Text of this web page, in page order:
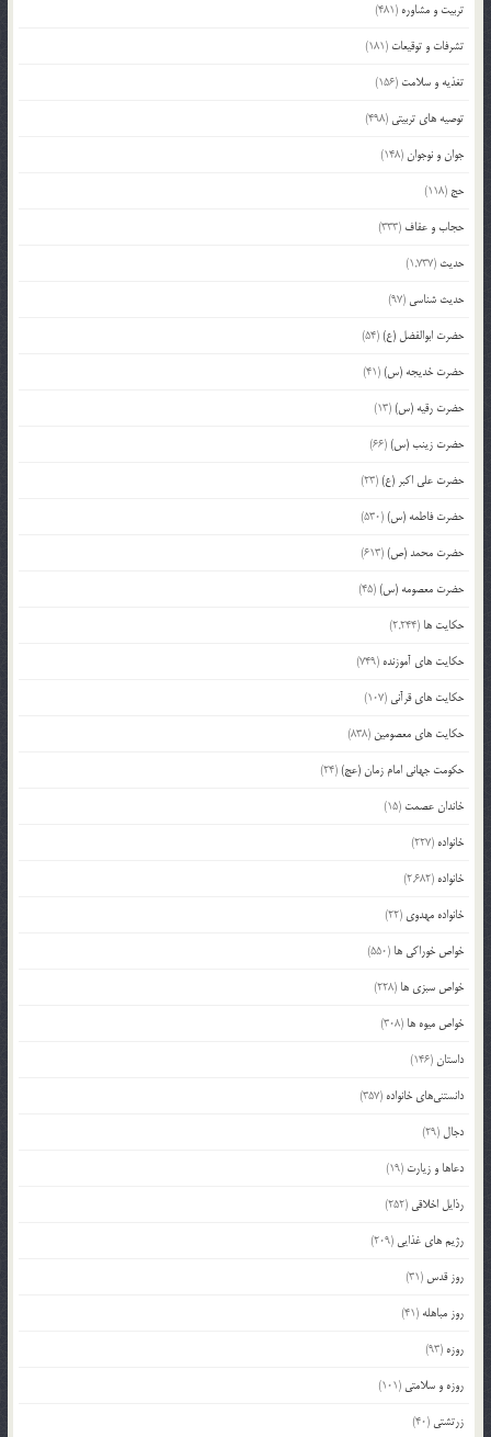
تربیت و مشاوره (481)
تشرفات و توقیعات (181)
تغذیه و سلامت (156)
توصیه های تربیتی (498)
جوان و نوجوان(148)
حج (118)
حجاب و عفاف (333)
حدیث (1,737)
حدیث شناسی (97)
حضرت ابوالفضل (ع)(54)
حضرت خدیجه (س)(41)
حضرت رقیه (س)(13)
حضرت زینب (س)(66)
حضرت علی اکبر (ع)(23)
حضرت فاطمه (س)(530)
حضرت محمد (ص)(613)
حضرت معصومه (س)(45)
حکایت ها (2,244)
حکایت های آموزنده (749)
حکایت های قرآنی (107)
حکایت های معصومین (838)
حکومت جهانی امام زمان (عج)(24)
خاندان عصمت (15)
خانواده (227)
خانواده (2,682)
خانواده مهدوی (22)
خواص خوراکی ها (550)
خواص سبزی ها (228)
خواص میوه ها (308)
داستان(146)
دانستنی‌های خانواده (357)
دجال (29)
دعاها و زیارت (19)
رذایل اخلاقی (252)
رژیم های غذایی (209)
روز قدس (31)
روز مباهله (41)
روزه (93)
روزه و سلامتی (101)
زرتشتی (40)